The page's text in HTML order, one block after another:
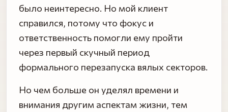
было неинтересно. Но мой клиент
справился, потому что фокус и
ответственность помогли ему пройти
через первый скучный период
формального перезапуска вялых секторов.
Но чем больше он уделял времени и
внимания другим аспектам жизни, тем